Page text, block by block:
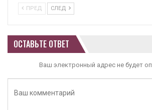
ПРЕД СЛЕД
ОСТАВЬТЕ ОТВЕТ
Ваш электронный адрес не будет